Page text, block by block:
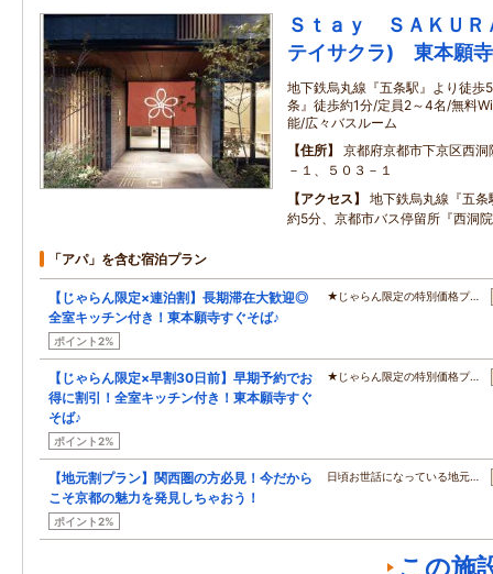
Ｓｔａｙ ＳＡＫＵ
テイサクラ) 東本願寺
地下鉄烏丸線『五条駅』より徒歩
条』徒歩約1分/定員2～4名/無料
能/広々バスルーム
住所
京都府京都市下京区西
－１、５０３－１
アクセス
地下鉄烏丸線『五
約5分、京都市バス停留所『西洞
「アパ」を含む宿泊プラン
【じゃらん限定×連泊割】長期滞在大歓迎◎
全室キッチン付き！東本願寺すぐそば♪
ポイント2%
★じゃらん限定の特別価格プ…
【じゃらん限定×早割30日前】早期予約でお
得に割引！全室キッチン付き！東本願寺すぐ
そば♪
ポイント2%
★じゃらん限定の特別価格プ…
【地元割プラン】関西圏の方必見！今だから
こそ京都の魅力を発見しちゃおう！
ポイント2%
日頃お世話になっている地元…
この施